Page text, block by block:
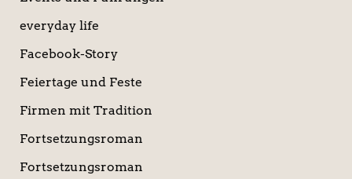
everyday life
Facebook-Story
Feiertage und Feste
Firmen mit Tradition
Fortsetzungsroman
Fortsetzungsroman